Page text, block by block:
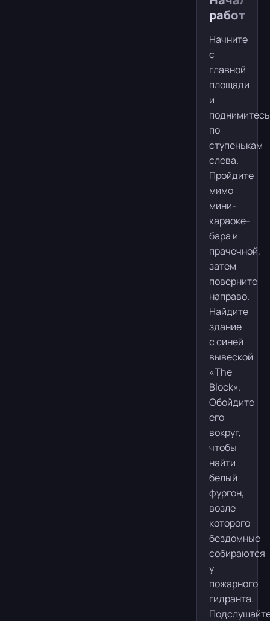
работы
Начните
с
главной
площади
и
поднимитесь
по
ступенькам
слева.
Пройдите
мимо
мини-
караоке-
бара и
прачечной,
затем
поверните
направо.
Найдите
здание
с синей
вывеской
«The
Block».
Обойдите
его
вокруг,
чтобы
найти
белый
фургон,
возле
которого
бездомные
собираются
у
пожарного
гидранта.